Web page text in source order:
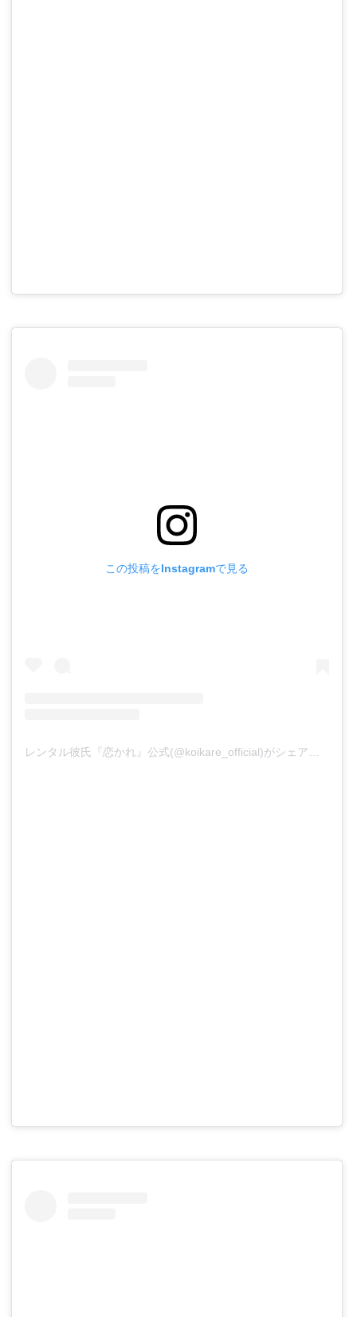
この投稿をInstagramで見る
レンタル彼氏『恋かれ』公式(@koikare_official)がシェアした投稿